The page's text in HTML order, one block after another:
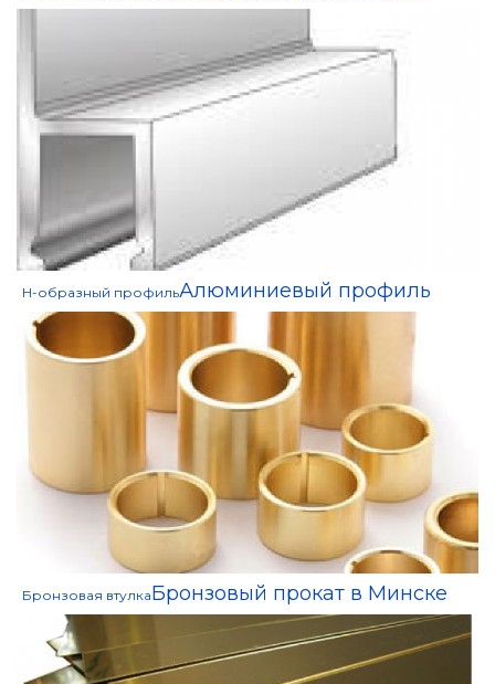
H-образный профильАлюминиевый профиль
Бронзовая втулкаБронзовый прокат в Минске